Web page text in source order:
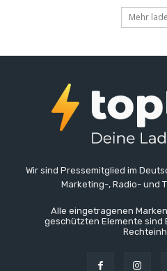
Mehr
Wir sind Pressemitglied im
Marketing-, Radio- und
Alle eingetragenen
geschützten Elemente sind